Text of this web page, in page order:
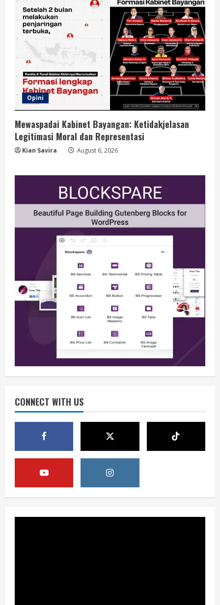
Opini
Mewaspadai Kabinet Bayangan: Ketidakjelasan
Legitimasi Moral dan Representasi
Kian Savira August 6, 2026
CONNECT WITH US
Berita
BMP Kecam Aksi KNPB, Serukan
Persatuan Demi Papua yang Kondusif
August 6, 2026
3
Perang Algoritma AI Makin Kompleks,
Digital
August 6, 2026
Pemerintah Perkuat Ekosistem Media
Digital Nasional Hadapi Perang
Algoritma AI
August 6, 2026
Opini
Etika, Verifikasi, dan Media Tepercaya